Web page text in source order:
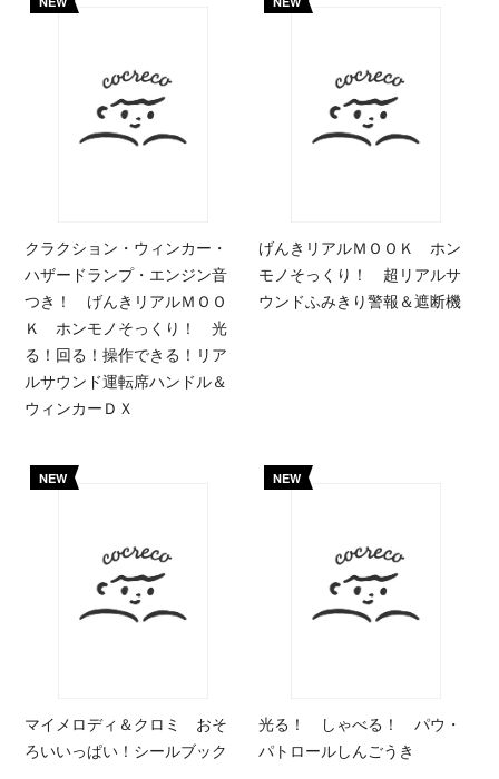
クラクション・ウィンカー・
ハザードランプ・エンジン音
つき！ げんきリアルＭＯＯ
Ｋ ホンモノそっくり！ 光
る！回る！操作できる！リア
ルサウンド運転席ハンドル＆
ウィンカーＤＸ
げんきリアルＭＯＯＫ ホン
モノそっくり！ 超リアルサ
ウンドふみきり警報＆遮断機
NEW
マイメロディ＆クロミ おそ
ろいいっぱい！シールブック
NEW
光る！ しゃべる！ パウ・
パトロールしんごうき